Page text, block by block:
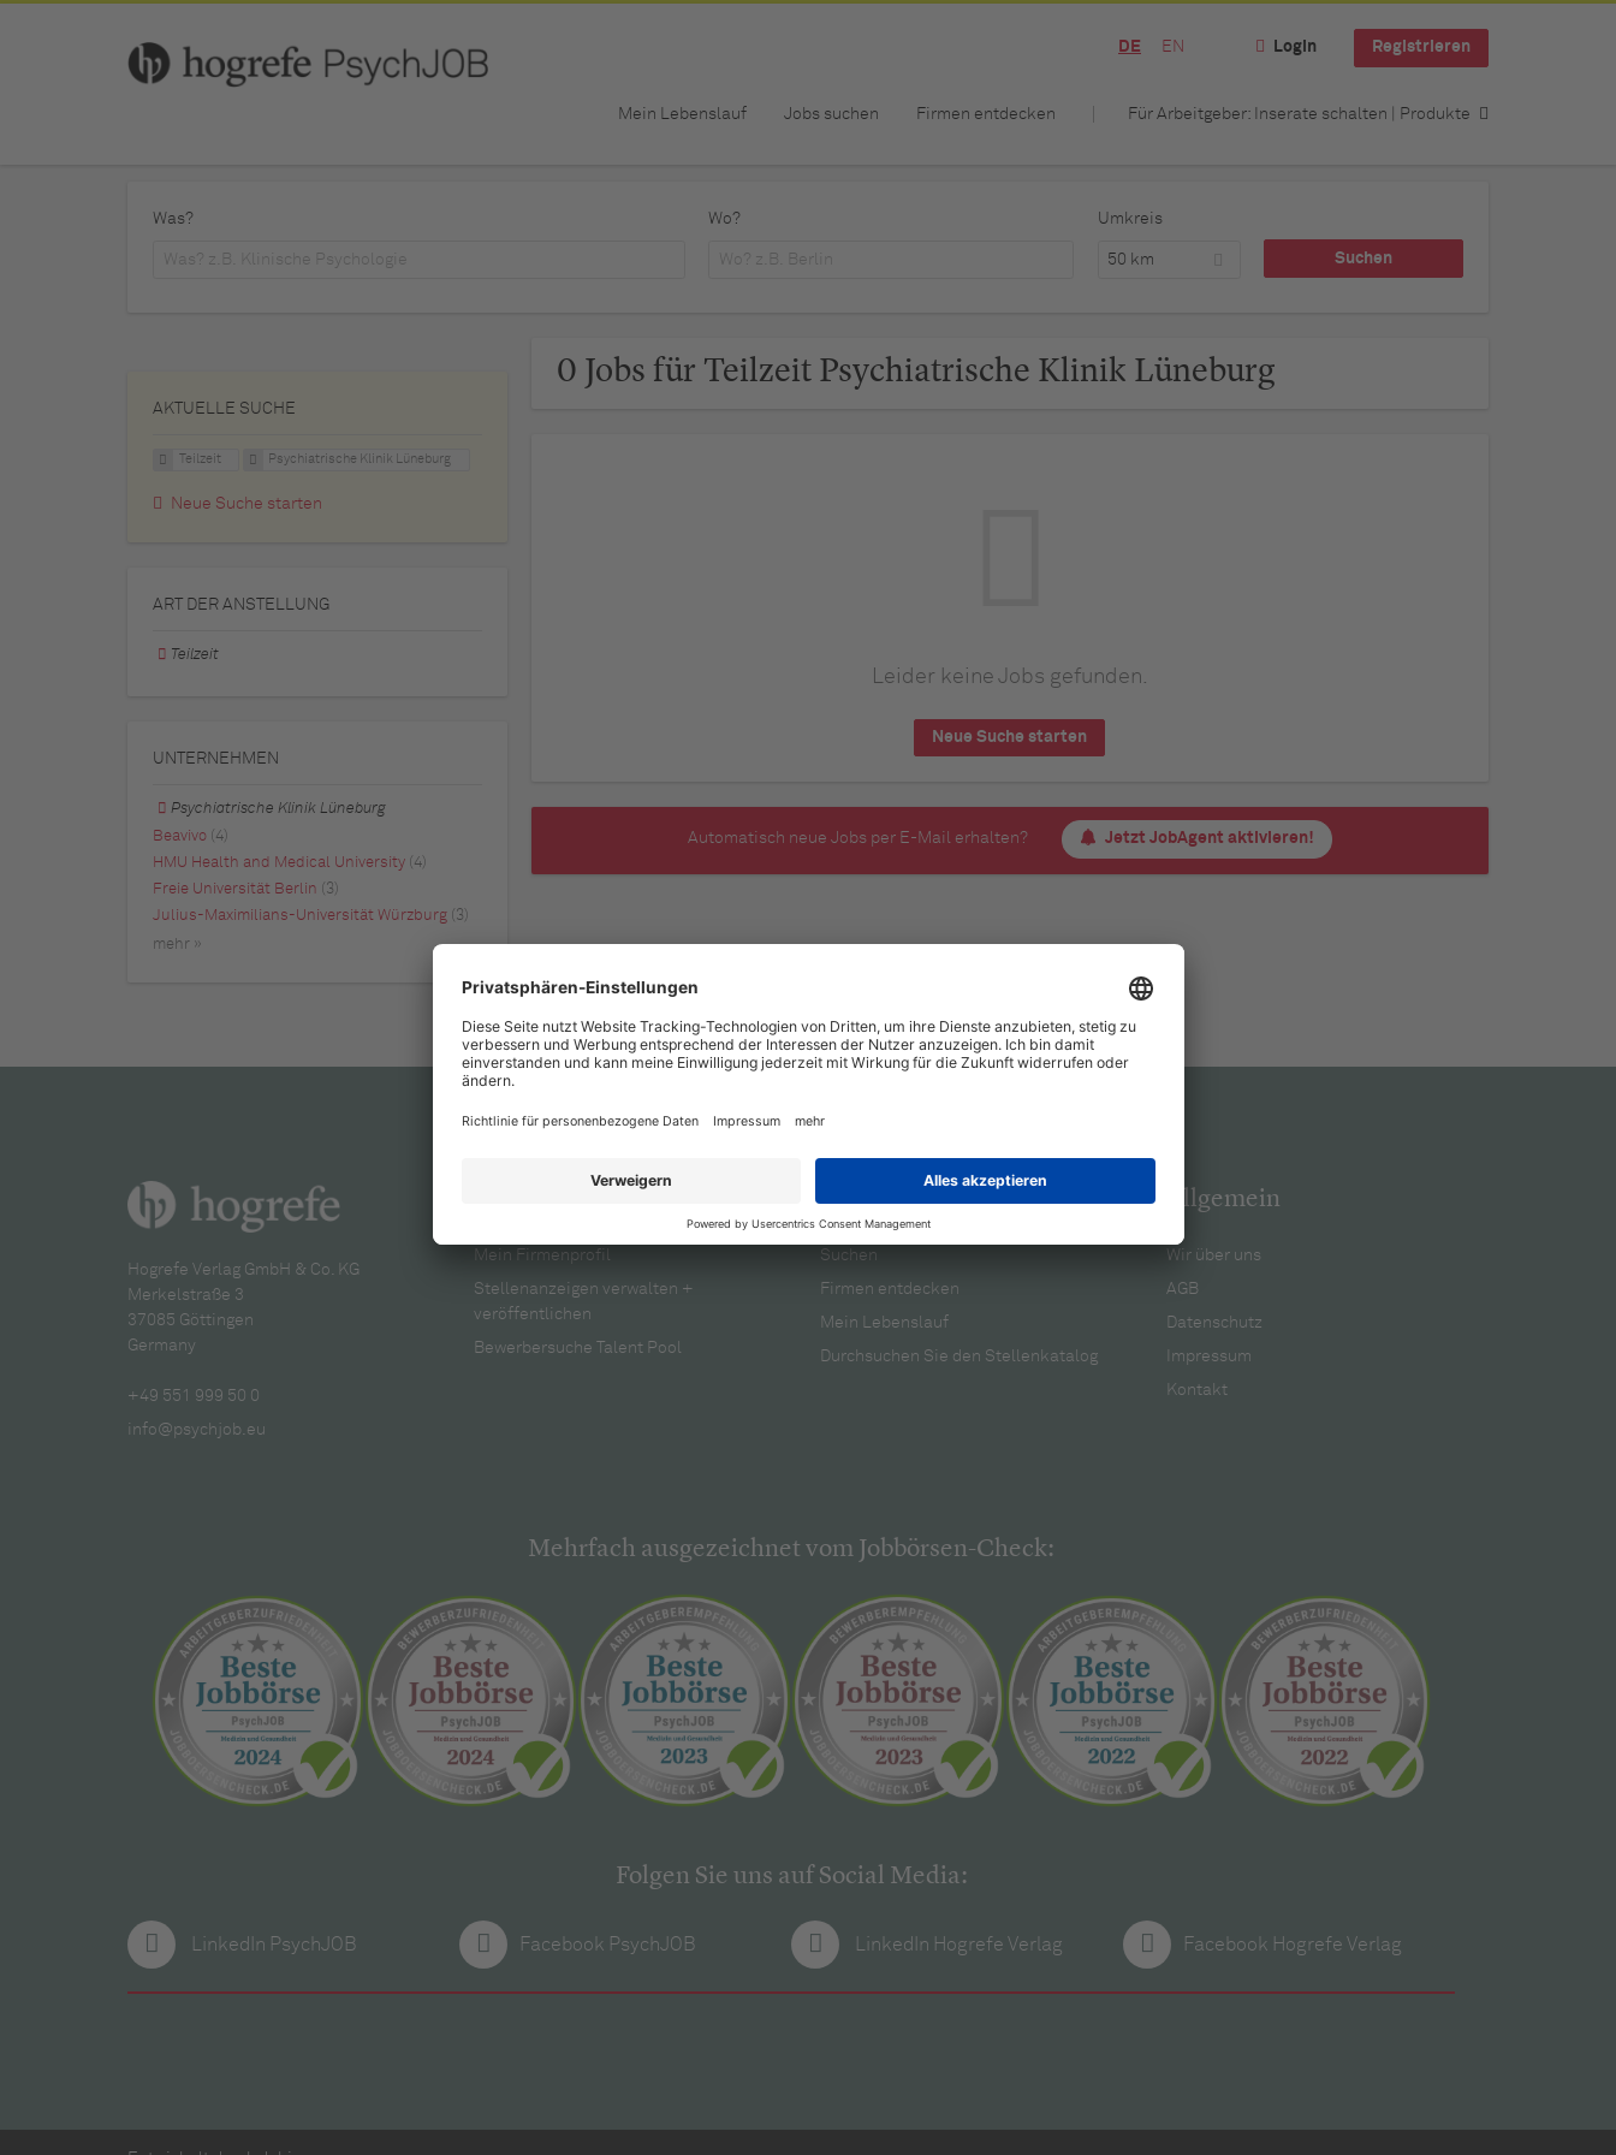
DE EN Login Registrieren
Mein Lebenslauf Jobs suchen Firmen entdecken Für Arbeitgeber: Inserate schalten | Produkte
Was? Wo? Umkreis
50 km
0 Jobs für Teilzeit Psychiatrische Klinik Lüneburg
Leider keine Jobs gefunden.
Neue Suche starten
Automatisch neue Jobs per E-Mail erhalten? Jetzt JobAgent aktivieren!
AKTUELLE SUCHE
Teilzeit Psychiatrische Klinik Lüneburg
Neue Suche starten
ART DER ANSTELLUNG
Teilzeit
UNTERNEHMEN
Psychiatrische Klinik Lüneburg
Beavivo (4)
HMU Health and Medical University (4)
Freie Universität Berlin (3)
Julius-Maximilians-Universität Würzburg
(3)
mehr »
Hogrefe Verlag GmbH & Co. KG
Merkelstraße 3
37085 Göttingen
Germany
+49 551 999 50 0
info@psychjob.eu
Mein Firmenprofil
Stellenanzeigen verwalten +
veröffentlichen
Bewerbersuche Talent Pool
Für Bewerber
Suchen
Firmen entdecken
Mein Lebenslauf
Durchsuchen Sie den Stellenkatalog
Allgemein
Wir über uns
AGB
Datenschutz
Impressum
Kontakt
Mehrfach ausgezeichnet vom Jobbörsen-Check:
Folgen Sie uns auf Social Media:
LinkedIn PsychJOB Facebook PsychJOB LinkedIn Hogrefe Verlag Facebook Hogrefe Verlag